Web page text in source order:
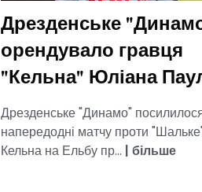
Дрезденське
орендувало гравця
"Кельна" Юліана
Дрезденське "Динамо"
напередодні матчу проти
Кельна на Ельбу пр... | більше